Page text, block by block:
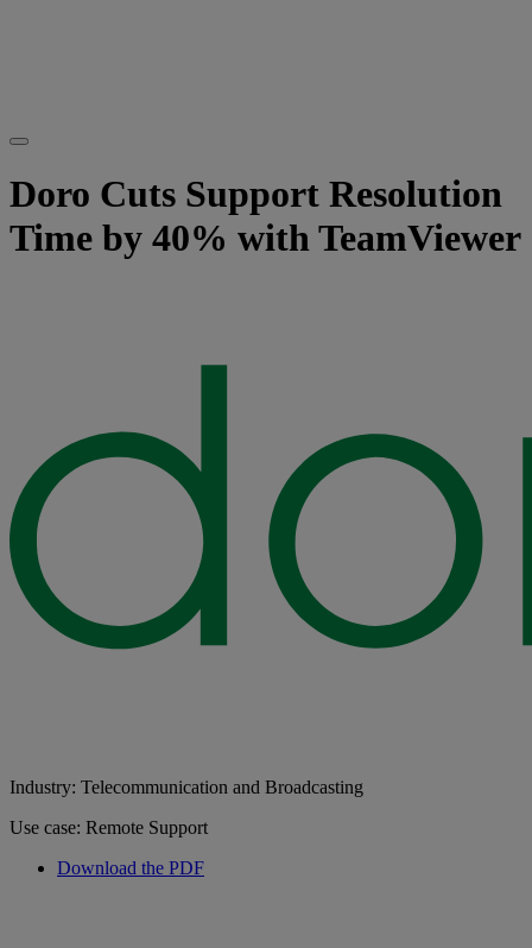
Doro Cuts Support Resolution
Time by 40% with TeamViewer
Industry: Telecommunication and Broadcasting
Use case: Remote Support
Download the PDF